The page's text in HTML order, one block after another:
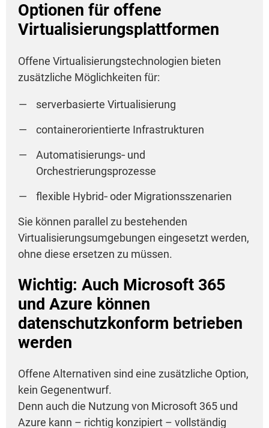
Optionen für offene
Virtualisierungsplattformen
Offene Virtualisierungstechnologien bieten
zusätzliche Möglichkeiten für:
serverbasierte Virtualisierung
containerorientierte Infrastrukturen
Automatisierungs‑ und
Orchestrierungsprozesse
flexible Hybrid‑ oder Migrationsszenarien
Sie können parallel zu bestehenden
Virtualisierungsumgebungen eingesetzt werden,
ohne diese ersetzen zu müssen.
Wichtig: Auch Microsoft 365
und Azure können
datenschutzkonform betrieben
werden
Offene Alternativen sind eine zusätzliche Option,
kein Gegenentwurf.
Denn auch die Nutzung von Microsoft 365 und
Azure kann – richtig konzipiert – vollständig